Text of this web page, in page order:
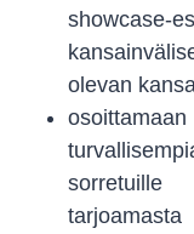
showcase-
olevan